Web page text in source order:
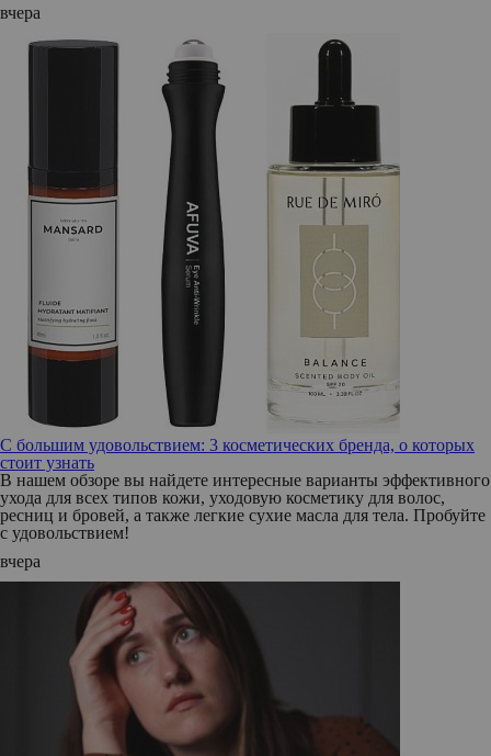
вчера
С большим удовольствием: 3 косметических бренда, о которых
стоит узнать
В нашем обзоре вы найдете интересные варианты эффективного
ухода для всех типов кожи, уходовую косметику для волос,
ресниц и бровей, а также легкие сухие масла для тела. Пробуйте
с удовольствием!
вчера